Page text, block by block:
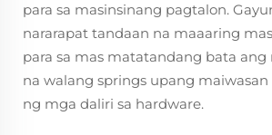
para sa masinsinang pagtalon.
nararapat tandaan na maaaring
para sa mas matatandang bata
na walang springs upang
ng mga daliri sa hardware.